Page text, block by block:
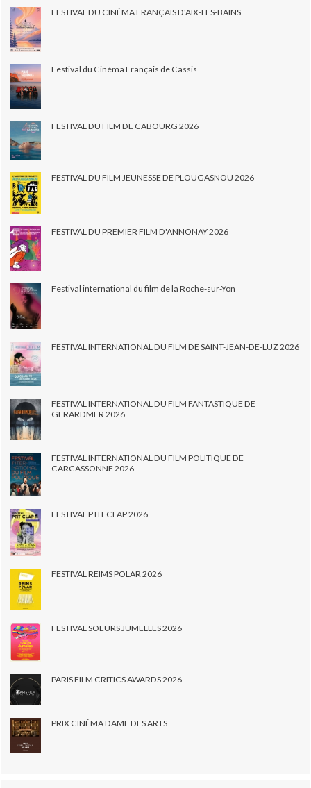
FESTIVAL DU CINÉMA FRANÇAIS D'AIX-LES-BAINS
Festival du Cinéma Français de Cassis
FESTIVAL DU FILM DE CABOURG 2026
FESTIVAL DU FILM JEUNESSE DE PLOUGASNOU 2026
FESTIVAL DU PREMIER FILM D'ANNONAY 2026
Festival international du film de la Roche-sur-Yon
FESTIVAL INTERNATIONAL DU FILM DE SAINT-JEAN-DE-LUZ 2026
FESTIVAL INTERNATIONAL DU FILM FANTASTIQUE DE
GERARDMER 2026
FESTIVAL INTERNATIONAL DU FILM POLITIQUE DE
CARCASSONNE 2026
FESTIVAL PTIT CLAP 2026
FESTIVAL REIMS POLAR 2026
FESTIVAL SOEURS JUMELLES 2026
PARIS FILM CRITICS AWARDS 2026
PRIX CINÉMA DAME DES ARTS